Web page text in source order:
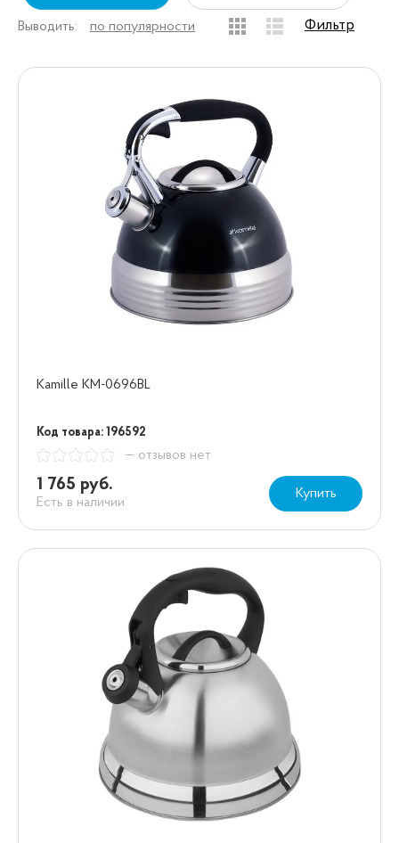
Выводить: по популярности Фильтр
Kamille KM-0696BL
Код товара: 196592
— отзывов нет
1 765 руб.
Есть в наличии
Купить